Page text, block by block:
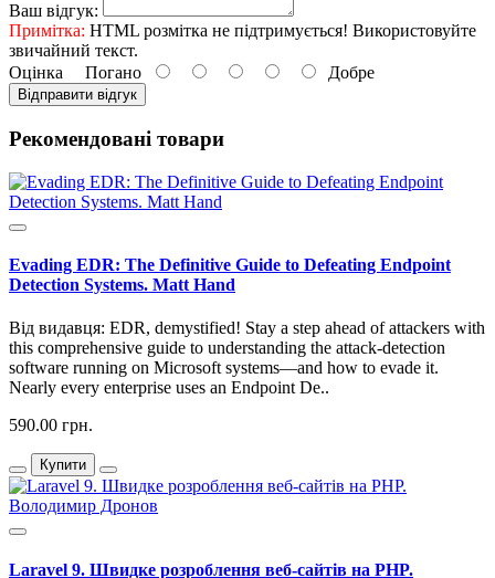
Ваш відгук:
Примітка: HTML розмітка не підтримується! Використовуйте
звичайний текст.
Оцінка Погано Добре
Відправити відгук
Рекомендовані товари
Evading EDR: The Definitive Guide to Defeating Endpoint
Detection Systems. Matt Hand
Від видавця: EDR, demystified! Stay a step ahead of attackers with
this comprehensive guide to understanding the attack-detection
software running on Microsoft systems—and how to evade it.
Nearly every enterprise uses an Endpoint De..
590.00 грн.
Купити
Laravel 9. Швидке розроблення веб-сайтів на PHP.